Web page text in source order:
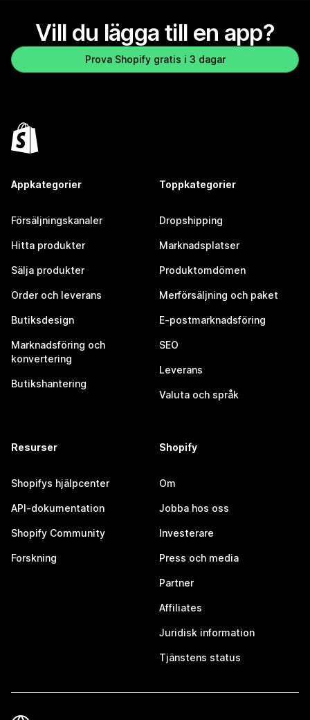
Vill du lägga till en app?
Prova Shopify gratis i 3 dagar
Appkategorier
Försäljningskanaler
Hitta produkter
Sälja produkter
Order och leverans
Butiksdesign
Marknadsföring och
konvertering
Butikshantering
Toppkategorier
Dropshipping
Marknadsplatser
Produktomdömen
Merförsäljning och paket
E-postmarknadsföring
SEO
Leverans
Valuta och språk
Resurser
Shopifys hjälpcenter
API-dokumentation
Shopify Community
Forskning
Shopify
Om
Jobba hos oss
Investerare
Press och media
Partner
Affiliates
Juridisk information
Tjänstens status